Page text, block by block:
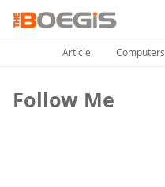
Article Computers
Follow Me